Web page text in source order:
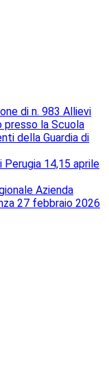
di n. 983 Allievi
presso la Scuola
della Guardia di
14,15 aprile
Azienda
27 febbraio 2026